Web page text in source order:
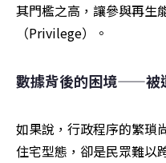
其門檻之高，讓參與再生
（Privilege）。
數據背後的困境——被
如果說，行政程序的繁瑣
住宅型態，卻是民眾難以